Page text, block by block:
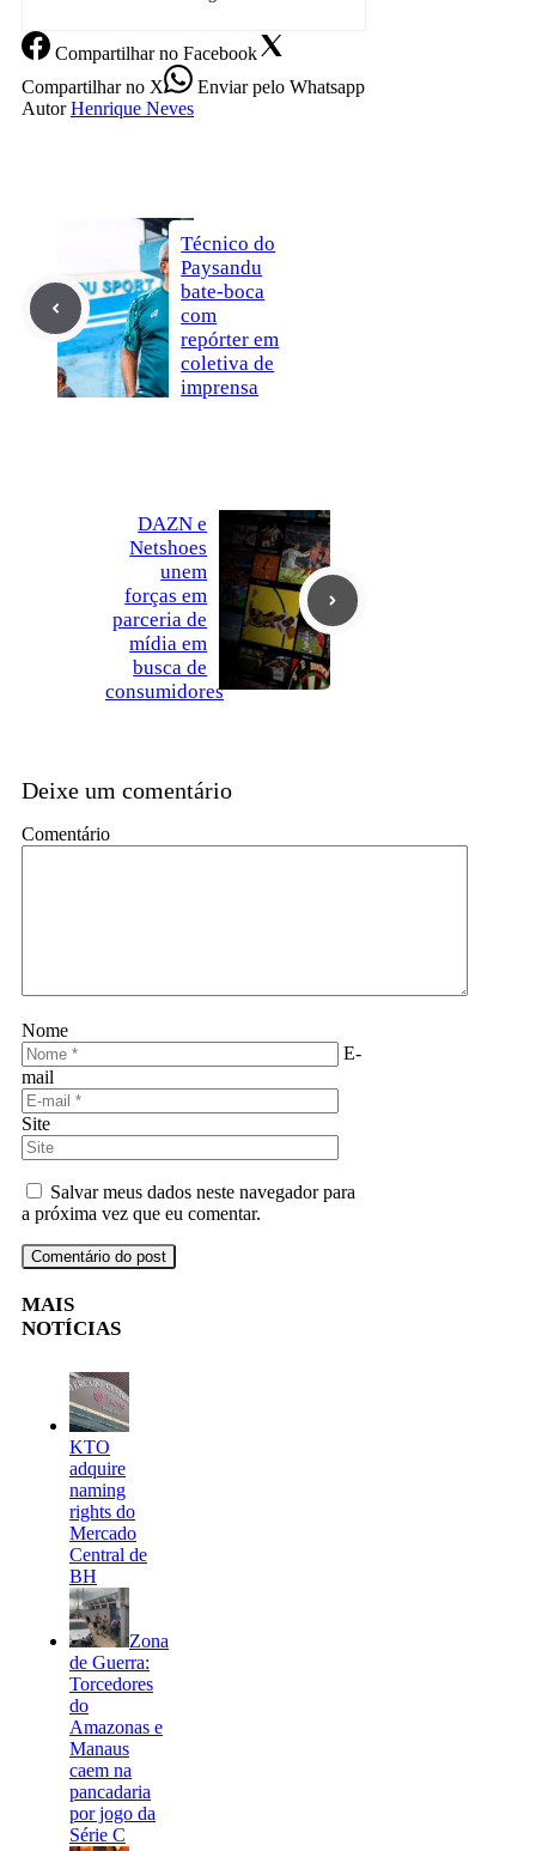
Compartilharno Facebook
Compartilharno X Enviarpelo Whatsapp
Autor Henrique Neves
Técnico do
Paysandu
bate-boca
com
repórter em
coletiva de
imprensa
DAZN e
Netshoes
unem
forças em
parceria de
mídia em
busca de
consumidores
Deixe um comentário
Comentário
Nome
E-
mail
Site
Salvar meus dados neste navegador para
a próxima vez que eu comentar.
MAIS
NOTÍCIAS
KTO
adquire
naming
rights do
Mercado
Central de
BH
Zona
de Guerra:
Torcedores
do
Amazonas e
Manaus
caem na
pancadaria
por jogo da
Série C